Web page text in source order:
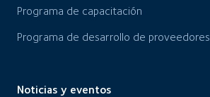
Programa de capacitación
Programa de desarrollo de proveedores
Noticias y eventos